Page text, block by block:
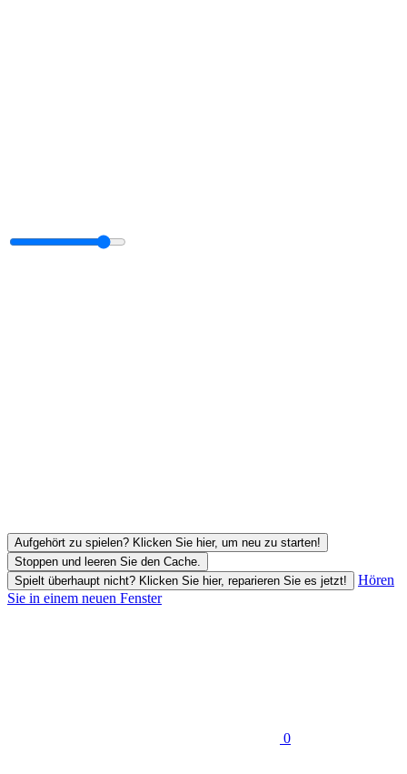
Aufgehört zu spielen? Klicken Sie hier, um neu zu starten!
Stoppen und leeren Sie den Cache.
Spielt überhaupt nicht? Klicken Sie hier, reparieren Sie es jetzt!
Hören
Sie in einem neuen Fenster
0